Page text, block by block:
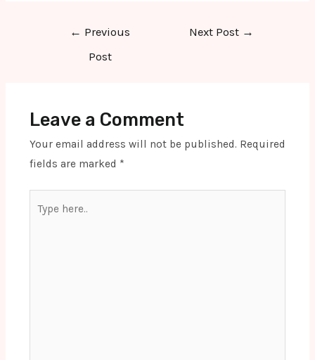
← Previous
Post
Next Post →
Leave a Comment
Your email address will not be published. Required
fields are marked *
here..